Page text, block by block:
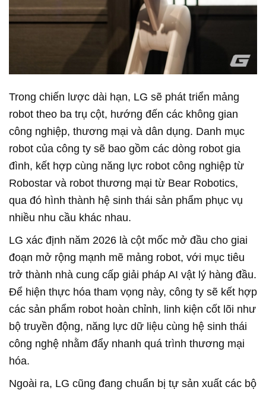
Trong chiến lược dài hạn, LG sẽ phát triển mảng
robot theo ba trụ cột, hướng đến các không gian
công nghiệp, thương mại và dân dụng. Danh mục
robot của công ty sẽ bao gồm các dòng robot gia
đình, kết hợp cùng năng lực robot công nghiệp từ
Robostar và robot thương mại từ Bear Robotics,
qua đó hình thành hệ sinh thái sản phẩm phục vụ
nhiều nhu cầu khác nhau.
LG xác định năm 2026 là cột mốc mở đầu cho giai
đoạn mở rộng mạnh mẽ mảng robot, với mục tiêu
trở thành nhà cung cấp giải pháp AI vật lý hàng đầu.
Để hiện thực hóa tham vọng này, công ty sẽ kết hợp
các sản phẩm robot hoàn chỉnh, linh kiện cốt lõi như
bộ truyền động, năng lực dữ liệu cùng hệ sinh thái
công nghệ nhằm đẩy nhanh quá trình thương mại
hóa.
Ngoài ra, LG cũng đang chuẩn bị tự sản xuất các bộ